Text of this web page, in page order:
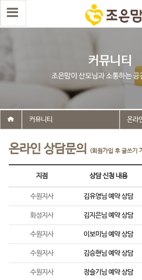
온라인 상담문의 (회원가입 후 글쓰기
커뮤니티 온라
지점 상담 신청 내용
수원지사 김유영님 예약 상담
화성지사 김지은님 예약 상담
수원지사 이보미 님 예약 상담
수원지사 김승현님 예약 상담
수원지사 정슬기 님 예약 상담